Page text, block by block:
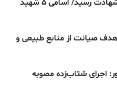
فرمانده یگان حفاظت منابع طبیعی به شهادت رسید/ اسامی 5 شهید
صیانت از منابع طبیعی و
اجرای شتاب‌زده مصوبه